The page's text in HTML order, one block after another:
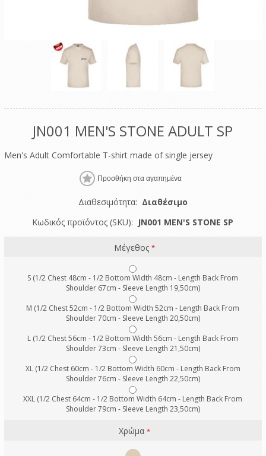
JN001 MEN'S STONE ADULT SP
Men's Adult Comfortable T-shirt made of single jersey
Διαθεσιμότητα: Διαθέσιμο
Κωδικός προϊόντος (SKU): JN001 MEN'S STONE SP
Μέγεθος*
S (1/2 Chest 48cm - 1/2 Bottom Width 48cm - Length Back From
Shoulder 67cm - Sleeve Length 19,50cm)
M (1/2 Chest 52cm - 1/2 Bottom Width 52cm - Length Back From
Shoulder 70cm - Sleeve Length 20,50cm)
L (1/2 Chest 56cm - 1/2 Bottom Width 56cm - Length Back From
Shoulder 73cm - Sleeve Length 21,50cm)
XL (1/2 Chest 60cm - 1/2 Bottom Width 60cm - Length Back From
Shoulder 76cm - Sleeve Length 22,50cm)
XXL (1/2 Chest 64cm - 1/2 Bottom Width 64cm - Length Back From
Shoulder 79cm - Sleeve Length 23,50cm)
Χρώμα*